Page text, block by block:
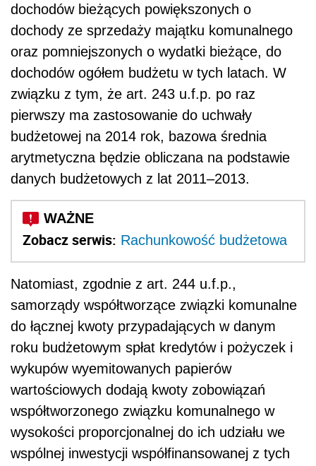
dochodów bieżących powiększonych o
dochody ze sprzedaży majątku komunalnego
oraz pomniejszonych o wydatki bieżące, do
dochodów ogółem budżetu w tych latach. W
związku z tym, że art. 243 u.f.p. po raz
pierwszy ma zastosowanie do uchwały
budżetowej na 2014 rok, bazowa średnia
arytmetyczna będzie obliczana na podstawie
danych budżetowych z lat 2011–2013.
Zobacz serwis: Rachunkowość budżetowa
Natomiast, zgodnie z art. 244 u.f.p.,
samorządy współtworzące związki komunalne
do łącznej kwoty przypadających w danym
roku budżetowym spłat kredytów i pożyczek i
wykupów wyemitowanych papierów
wartościowych dodają kwoty zobowiązań
współtworzonego związku komunalnego w
wysokości proporcjonalnej do ich udziału we
wspólnej inwestycji współfinansowanej z tych